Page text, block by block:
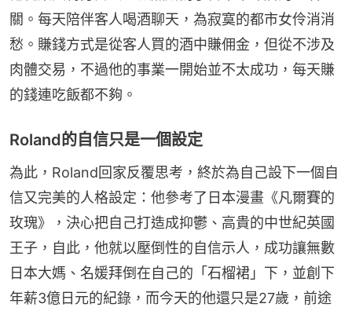
關。每天陪伴客人喝酒聊天，為寂寞的都市女伶消消
愁。賺錢方式是從客人買的酒中賺佣金，但從不涉及
肉體交易，不過他的事業一開始並不太成功，每天賺
的錢連吃飯都不夠。
Roland的自信只是一個設定
為此，Roland回家反覆思考，終於為自己設下一個自
信又完美的人格設定：他參考了日本漫畫《凡爾賽的
玫瑰》，決心把自己打造成抑鬱、高貴的中世紀英國
王子，自此，他就以壓倒性的自信示人，成功讓無數
日本大媽、名媛拜倒在自己的「石榴裙」下，並創下
年薪3億日元的紀錄，而今天的他還只是27歲，前途